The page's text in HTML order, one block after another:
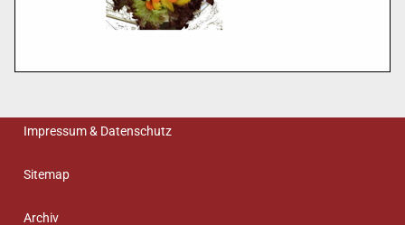
Impressum & Datenschutz
Sitemap
Archiv